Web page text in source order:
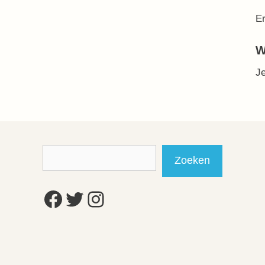
Zoeken
Facebook
Twitter
Instagram